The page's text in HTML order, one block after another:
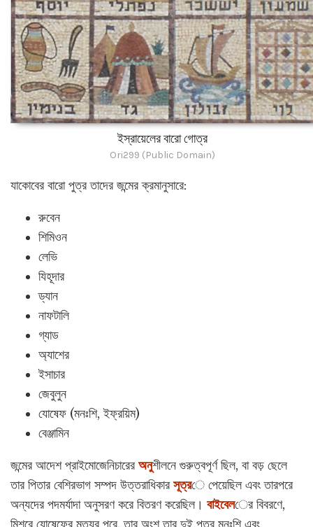
ইস্রায়েলের বারো গোত্র
Ori299 (Public Domain)
যাকোবের বারো পুত্র তাদের জন্মের ক্রমানুসারে:
রুবেন
শিমিওন
লেভি
যিহূদার
ড্যান
নাফটালি
গ্যাড
অ্যাশের
ইসাচার
জেবুলুন
যোষেফ (মনঃশি, ইফ্রয়িম)
বেঞ্জামিন
জন্মের আদেশ প্রাইমোজেনিচারের অনুশীলনে গুরুত্বপূর্ণ ছিল, বা বড় ছেলে
তার পিতার বেশিরভাগ সম্পদ উত্তরাধিকার সূত্রে পেয়েছিল এবং তারপরে
অন্যদের পদমর্যাদা অনুসরণ করে বিতরণ করেছিল। বাইবেলের বিবরণে,
মিশরে যোষেফের মৃত্যুর পরে, তার অংশ তার দুই পুত্র মনঃশি এবং